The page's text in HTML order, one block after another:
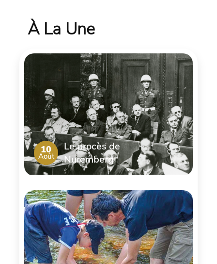
À La Une
10
Août
Le procès de
Nuremberg